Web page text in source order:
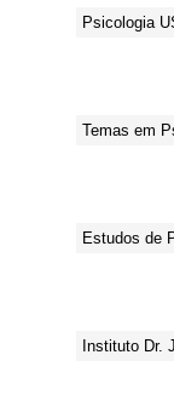
Psicologia
Temas em
Estudos de
Instituto Dr.